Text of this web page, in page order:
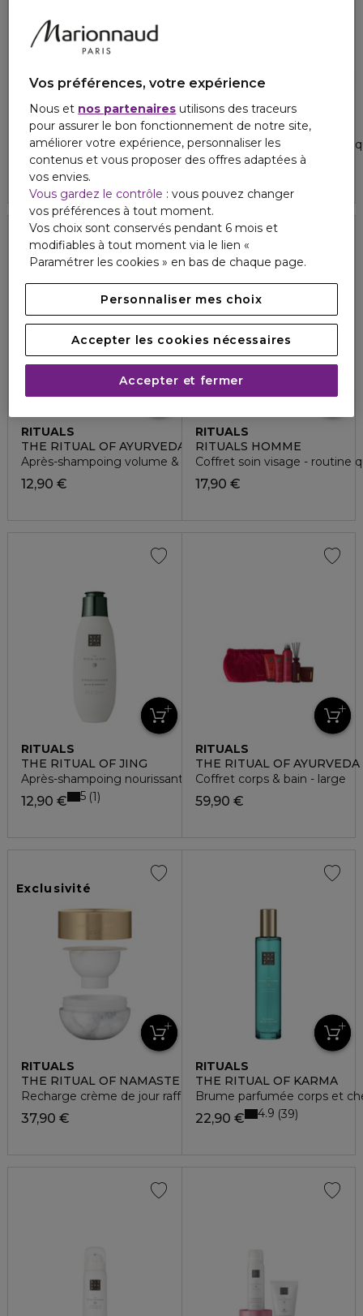
RITUALS
RITUALS HOMME
Coffret corps & bain
25,90 € 5 1
RITUALS
THE RITUAL OF NAMASTE
Coffret soin visage - routine
15,90 €
RITUALS
THE RITUAL OF AYURVEDA
Après-shampoing volume & nutrition
12,90 €
RITUALS
RITUALS HOMME
Coffret soin visage - routine
17,90 €
RITUALS
THE RITUAL OF JING
Après-shampoing nourissant
12,90 € 5 1
RITUALS
THE RITUAL OF AYURVEDA
Coffret corps & bain - large
59,90 €
Exclusivité
RITUALS
THE RITUAL OF NAMASTE
Recharge crème de jour raffermissante
37,90 €
RITUALS
THE RITUAL OF KARMA
Brume parfumée corps et
22,90 € 4.9 39
Vos préférences, votre expérience
Nous et nos partenaires utilisons des traceurs
pour assurer le bon fonctionnement de notre site,
améliorer votre expérience, personnaliser les
contenus et vous proposer des offres adaptées à
vos envies.
Vous gardez le contrôle : vous pouvez changer
vos préférences à tout moment.
Vos choix sont conservés pendant 6 mois et
modifiables à tout moment via le lien «
Paramétrer les cookies » en bas de chaque page.
Personnaliser mes choix
Accepter les cookies nécessaires
Accepter et fermer